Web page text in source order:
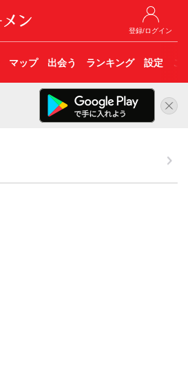
登録/ログイン
マップ 出会う ランキング 設定 こ